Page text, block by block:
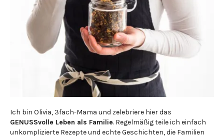
Ich bin Olivia, 3fach-Mama und zelebriere hier das
GENUSSvolle Leben als Familie. Regelmäßig teile ich einfach
unkomplizierte Rezepte und echte Geschichten, die Familien